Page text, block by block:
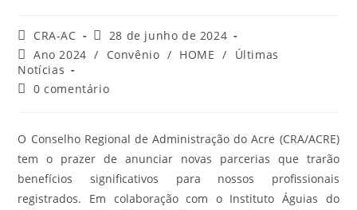
Autor
do
post:
CRA-AC
Post
publicado:
28 de junho de 2024
Categoria
do
post:
Ano 2024 / Convênio / HOME /
Últimas
Notícias
Comentários
0 comentário
O Conselho Regional de Administração do Acre (CRA/ACRE)
tem o prazer de anunciar novas parcerias que trarão
benefícios significativos para nossos profissionais
registrados. Em colaboração com o Instituto Águias do